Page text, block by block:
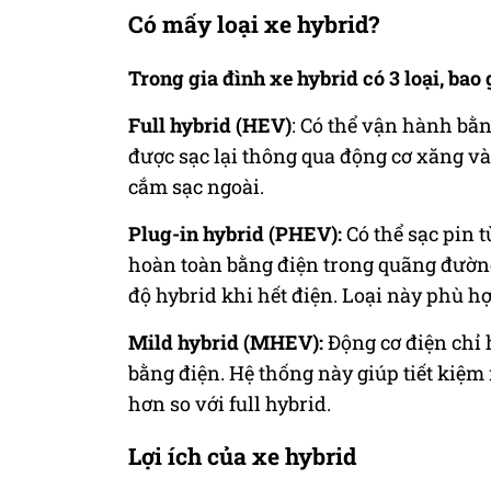
Có mấy loại xe hybrid?
Trong gia đình xe hybrid có 3 loại, bao
Full hybrid (HEV): Có thể vận hành
được sạc lại thông qua động cơ xăng
cắm sạc ngoài.
Plug-in hybrid (PHEV):Có thể sạc pin
hoàn toàn bằng điện trong quãng
độ hybrid khi hết điện. Loại này phù
Mild hybrid (MHEV):Động cơ điện chỉ
bằng điện. Hệ thống này giúp tiết
hơn so với full hybrid.
Lợi ích của xe hybrid